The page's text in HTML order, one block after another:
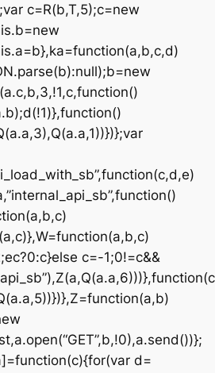
c=R(b,T,5);c=new
c=-1;0!=c&&
d=